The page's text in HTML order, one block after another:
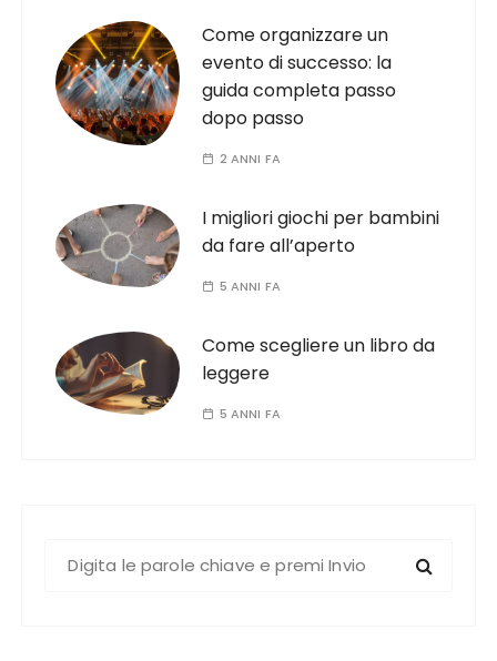
Come organizzare un
evento di successo: la
guida completa passo
dopo passo
2 ANNI FA
I migliori giochi per bambini
da fare all’aperto
5 ANNI FA
Come scegliere un libro da
leggere
5 ANNI FA